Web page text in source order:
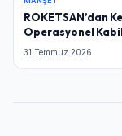
ROKETSAN’dan
Operasyonel
31 Temmuz 2026